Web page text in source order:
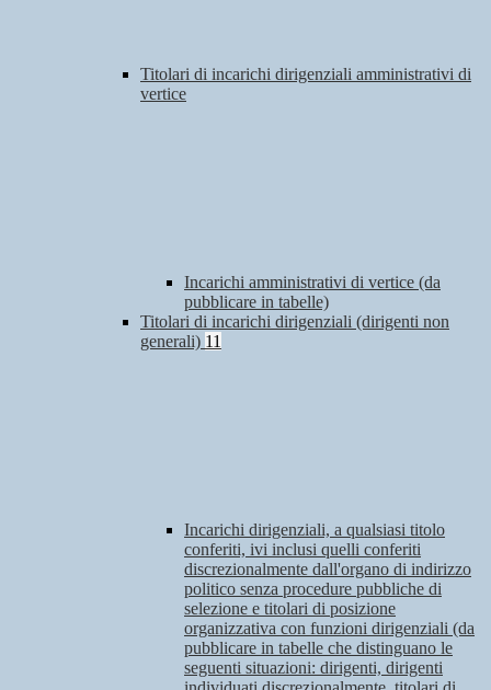
Titolari di incarichi dirigenziali amministrativi di
vertice
Incarichi amministrativi di vertice (da
pubblicare in tabelle)
Titolari di incarichi dirigenziali (dirigenti non
generali) 11
Incarichi dirigenziali, a qualsiasi titolo
conferiti, ivi inclusi quelli conferiti
discrezionalmente dall'organo di indirizzo
politico senza procedure pubbliche di
selezione e titolari di posizione
organizzativa con funzioni dirigenziali (da
pubblicare in tabelle che distinguano le
seguenti situazioni: dirigenti, dirigenti